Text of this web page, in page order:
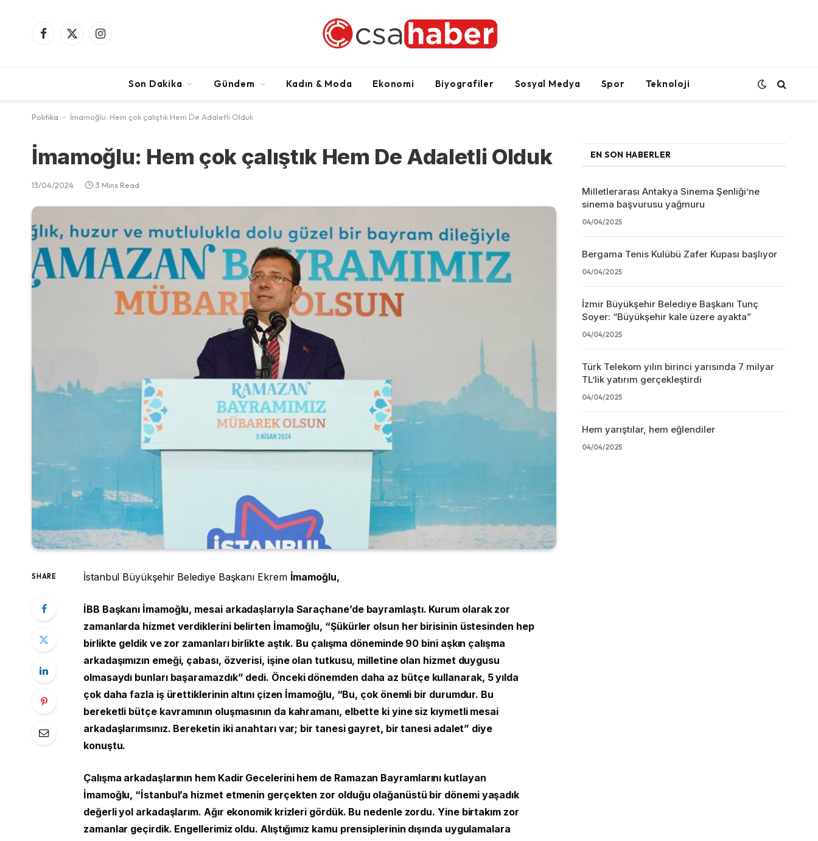
Facebook
X
Instagram
Son Dakika Gündem Kadın & Moda Ekonomi Biyografiler Sosyal Medya Spor Teknoloji
Politika - İmamoğlu: Hem çok çalıştık Hem De Adaletli Olduk
İmamoğlu: Hem çok çalıştık Hem De Adaletli Olduk
13/04/2024 3 Mins Read
SHARE İstanbul Büyükşehir Belediye Başkanı Ekrem İmamoğlu,
İBB Başkanı İmamoğlu, mesai arkadaşlarıyla Saraçhane’de bayramlaştı. Kurum olarak zor
zamanlarda hizmet verdiklerini belirten İmamoğlu, “Şükürler olsun her birisinin üstesinden hep
birlikte geldik ve zor zamanları birlikte aştık. Bu çalışma döneminde 90 bini aşkın çalışma
arkadaşımızın emeği, çabası, özverisi, işine olan tutkusu, milletine olan hizmet duygusu
olmasaydı bunları başaramazdık” dedi. Önceki dönemden daha az bütçe kullanarak, 5 yılda
çok daha fazla iş ürettiklerinin altını çizen İmamoğlu, “Bu, çok önemli bir durumdur. Bu
bereketli bütçe kavramının oluşmasının da kahramanı, elbette ki yine siz kıymetli mesai
arkadaşlarımsınız. Bereketin iki anahtarı var; bir tanesi gayret, bir tanesi adalet” diye
konuştu.
Çalışma arkadaşlarının hem Kadir Gecelerini hem de Ramazan Bayramlarını kutlayan
İmamoğlu, “İstanbul’a hizmet etmenin gerçekten zor olduğu olağanüstü bir dönemi yaşadık
değerli yol arkadaşlarım. Ağır ekonomik krizleri gördük. Bu nedenle zordu. Yine birtakım zor
zamanlar geçirdik. Engellerimiz oldu. Alıştığımız kamu prensiplerinin dışında uygulamalara
EN SON HABERLER
Milletlerarası Antakya Sinema Şenliği’ne
sinema başvurusu yağmuru
04/04/2025
Bergama Tenis Kulübü Zafer Kupası başlıyor
04/04/2025
İzmir Büyükşehir Belediye Başkanı Tunç
Soyer: “Büyükşehir kale üzere ayakta”
04/04/2025
Türk Telekom yılın birinci yarısında 7 milyar
TL’lik yatırım gerçekleştirdi
04/04/2025
Hem yarıştılar, hem eğlendiler
04/04/2025